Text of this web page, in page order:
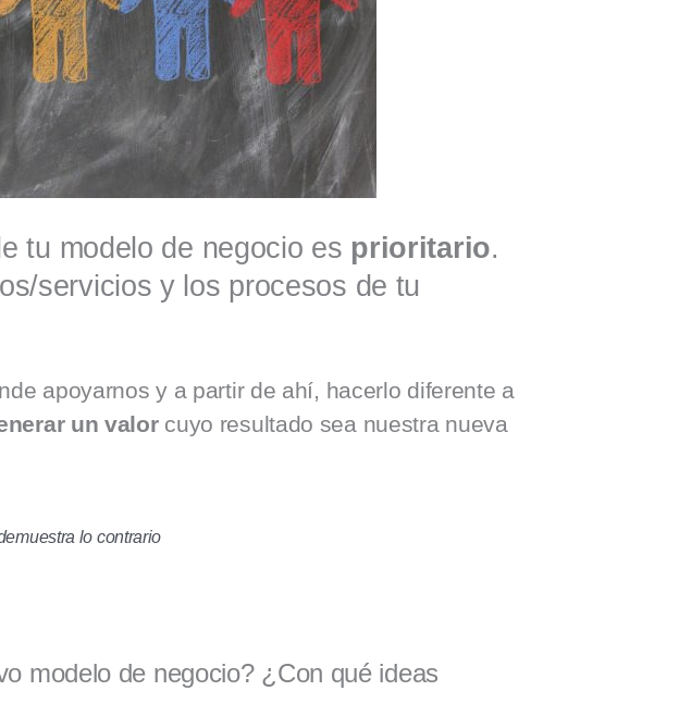
tu modelo de negocio es prioritario.
servicios y los procesos de tu
apoyarnos y a partir de ahí, hacerlo diferente a
un valorcuyo resultado sea nuestra nueva
lo contrario
modelo de negocio? ¿Con qué ideas